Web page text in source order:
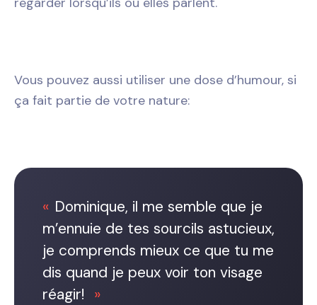
Vous pouvez aussi utiliser une dose d’humour, si
ça fait partie de votre nature:
Dominique, il me semble que je
m’ennuie de tes sourcils astucieux,
je comprends mieux ce que tu me
dis quand je peux voir ton visage
réagir!